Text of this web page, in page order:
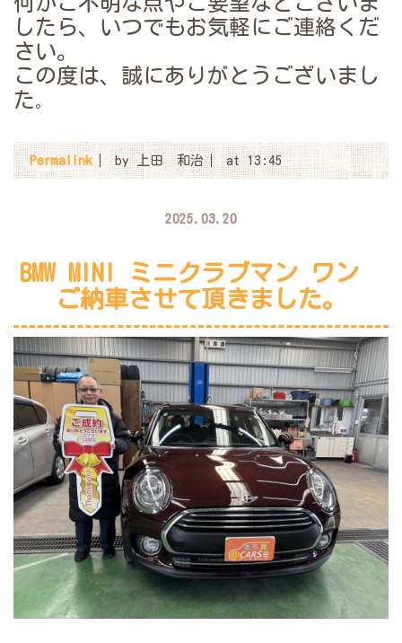
したら、いつでもお気軽にご連絡くだ
さい。
この度は、誠にありがとうございまし
た 。
Permalink by 上田 和治 at 13:45
2025.03.20
BMW MINI ミニクラブマン ワン
ご納車させて頂きました。